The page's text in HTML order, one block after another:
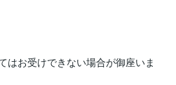
はお受けできない場合が御座いま